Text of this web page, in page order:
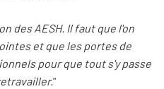
des AESH. Il faut que l'on
et que les portes de
pour que tout s'y passe
"